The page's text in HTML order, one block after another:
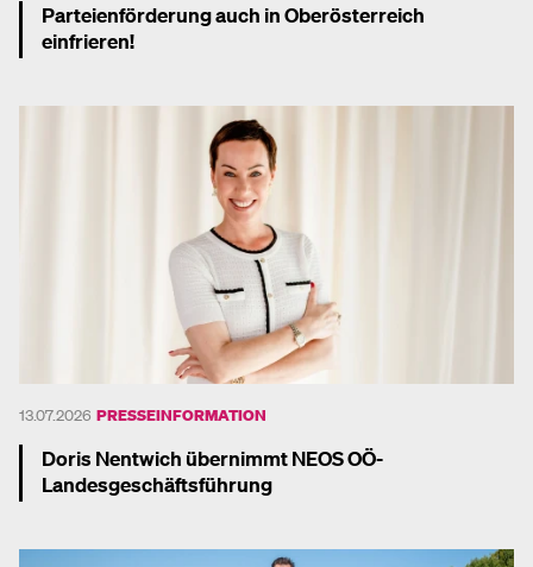
Parteienförderung auch in Oberösterreich
einfrieren!
13.07.2026 PRESSEINFORMATION
Doris Nentwich übernimmt NEOS OÖ-
Landesgeschäftsführung